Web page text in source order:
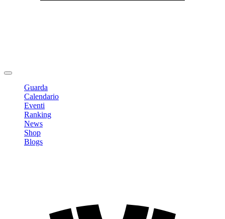
Guarda
Calendario
Eventi
Ranking
News
Shop
Blogs